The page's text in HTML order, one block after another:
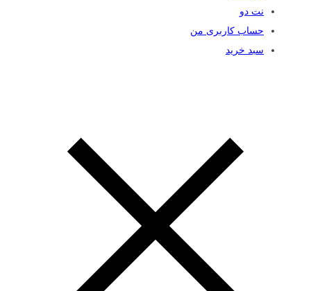
نت دو
حساب کاربری من
سبد خرید